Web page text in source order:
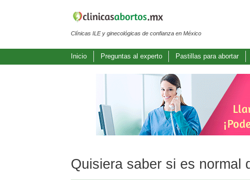
Clínicas ILE y ginecológicas de confianza en México
Inicio Preguntas al experto Pastillas para abortar
Quisiera saber si es normal